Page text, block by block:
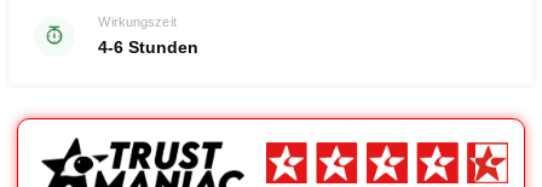
Wirkungszeit
4-6 Stunden